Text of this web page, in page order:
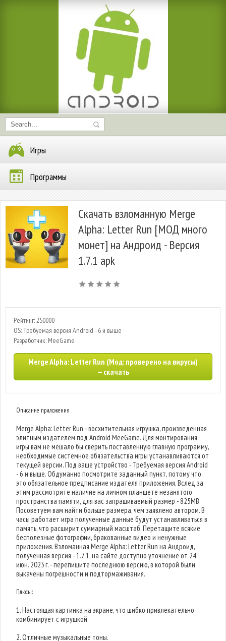
Игры
Программы
Скачать взломанную Merge
Alpha: Letter Run [МОД много
монет] на Андроид - Версия
1.7.1 apk
Рейтинг: 250000
OS: Требуемая версия Android - 6 и выше
Разработчик: MeeGame
Merge Alpha: Letter Run (Мод: проверено на вирусы)
— скачать
Описание приложения
Merge Alpha: Letter Run - восхитительная игрушка, произведенная
элитным издателем под Android MeeGame. Для монтирования
игры вам не мешало бы сверить поставленную главную программу,
необходимые системное обязательства игры устанавливаются от
текущей версии. Под ваше устройство - Требуемая версия Android
- 6 и выше. Обдуманно посмотрите заданный пункт, потому что
это обязательное предписание издателя приложения. Вслед за
этим рассмотрите наличие на личном планшете незанятого
пространства памяти, для вас запрашиваемый размер - 825MB.
Посоветуем вам найти больше размера, чем заявлено автором. В
часы работает игра полученные данные будут устанавливаться в
память, что расширит суммарный масштаб. Перетащите всякие
бесполезные фотографии, бракованные видео и ненужные
приложения. Взломанная Merge Alpha: Letter Run на Андроид,
полученная версия - 1.7.1, на сайте доступно уточнение от 24
июн. 2023 г. - перепишите последнюю версию, в которой были
выкачены погрешности и подтормаживания.
Плюсы:
1. Настоящая картинка на экране, что шибко привлекательно
комбинирует с игрушкой.
2. Отличные музыкальные тоны.